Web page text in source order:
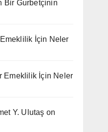
Bir Gurbetçinin
İçin Neler
Emeklilik İçin Neler
Y. Ulutaş on